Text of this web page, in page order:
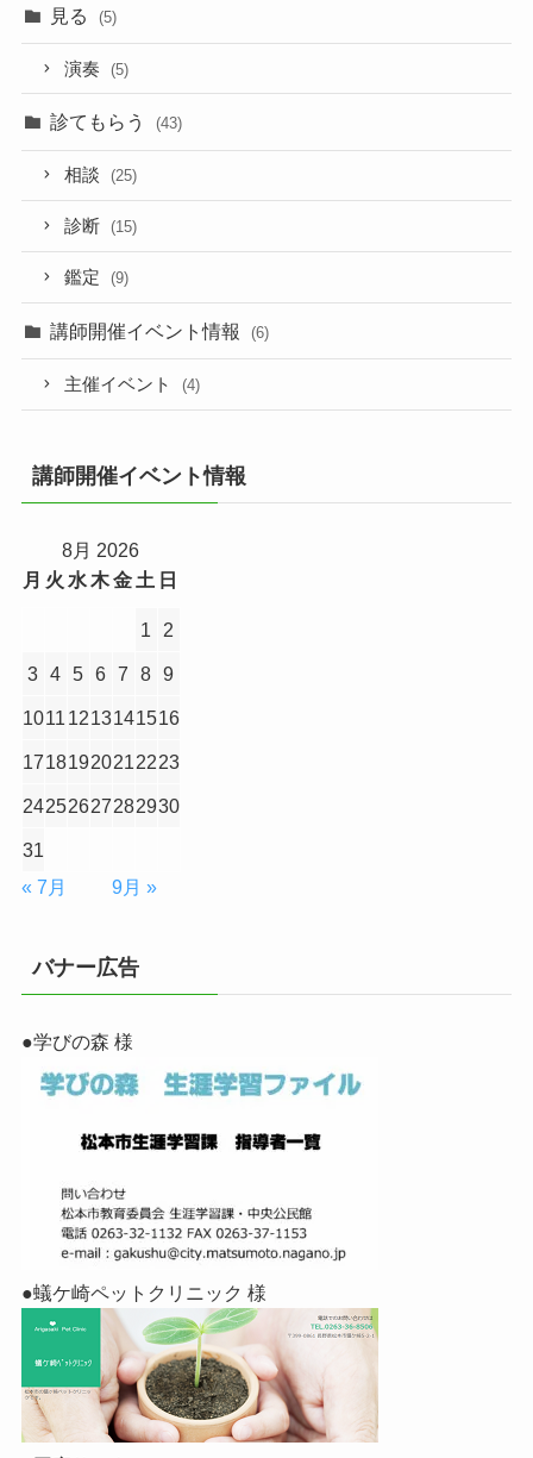
見る (5)
演奏 (5)
診てもらう (43)
相談 (25)
診断 (15)
鑑定 (9)
講師開催イベント情報 (6)
主催イベント (4)
講師開催イベント情報
8月 2026
月 火 水木金 土 日
1 2
3 4 5 6 7 8 9
1011 1213141516
17181920212223
24252627282930
31
« 7月
9月 »
バナー広告
●学びの森 様
●蟻ケ崎ペットクリニック 様